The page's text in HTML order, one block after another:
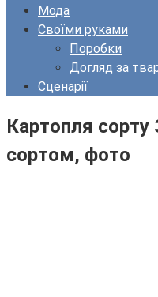
Мода
Своїми руками
Поробки
Догляд за
Сценарії
Картопля сорту
сортом, фото